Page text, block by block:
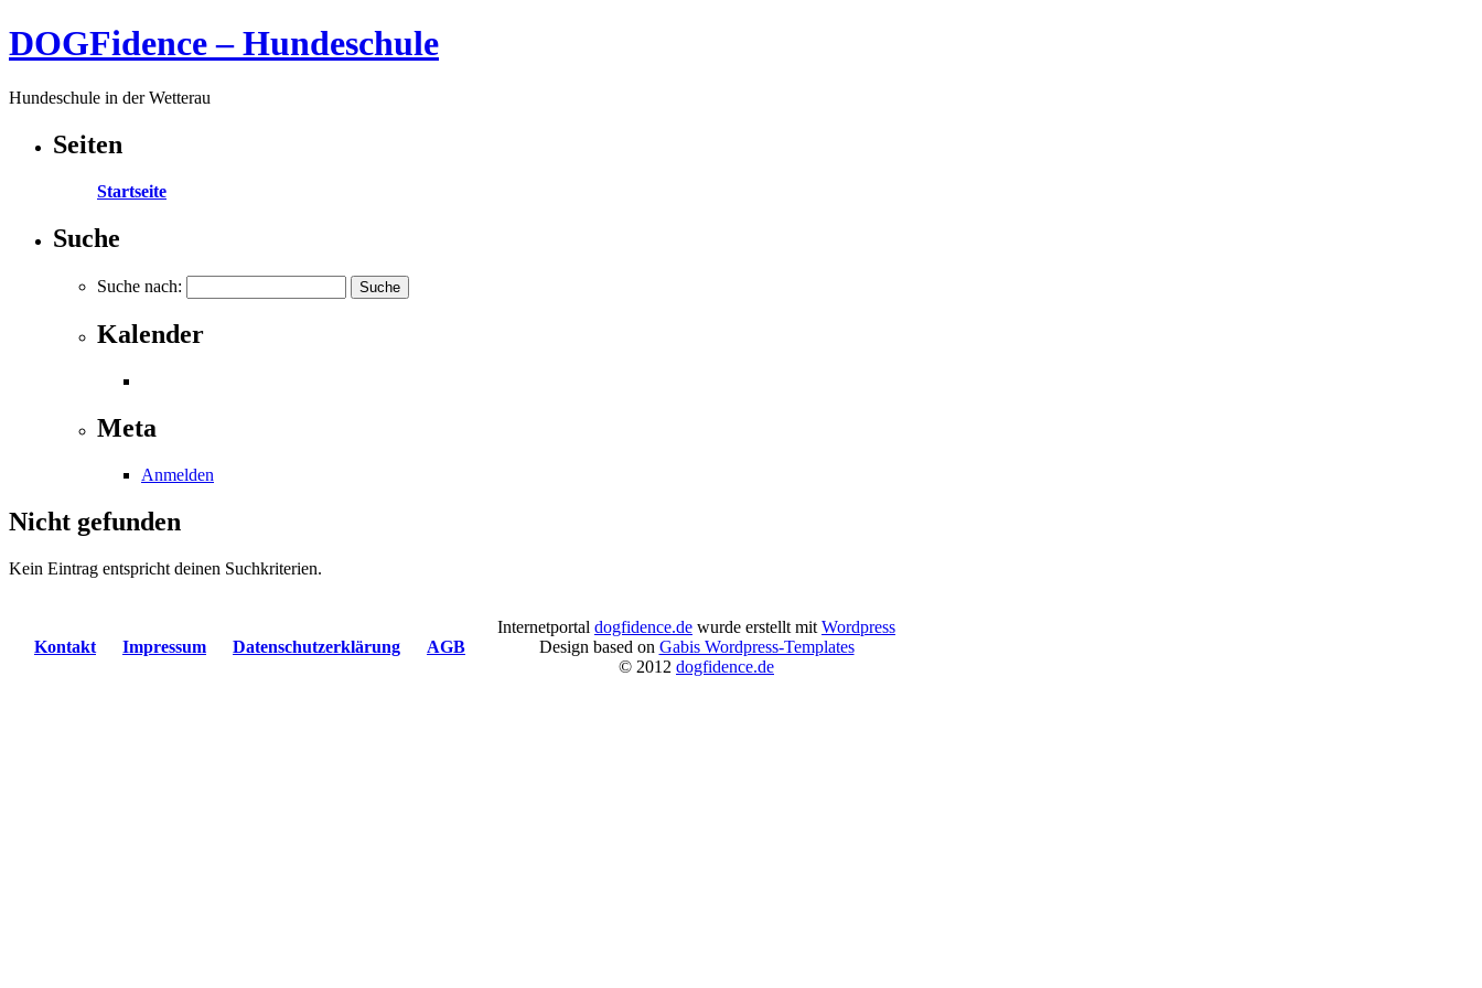
DOGFidence – Hundeschule
Hundeschule in der Wetterau
Seiten
Startseite
Suche
Suche nach:
Kalender
Meta
Anmelden
Nicht gefunden
Kein Eintrag entspricht deinen Suchkriterien.
Kontakt Impressum Datenschutzerklärung AGB
Internetportal dogfidence.de wurde erstellt mit Wordpress
Design based on Gabis Wordpress-Templates
© 2012 dogfidence.de